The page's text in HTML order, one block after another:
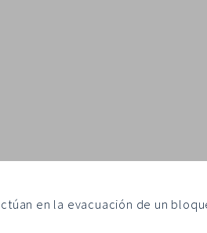
en la evacuación de un